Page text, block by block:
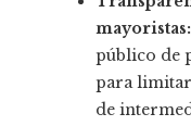
mayoristas:
público de
para limitar
de